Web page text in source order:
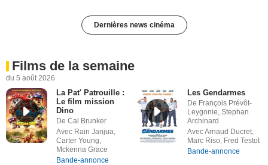
Dernières news cinéma
Films de la semaine
du 5 août 2026
La Pat' Patrouille :
Le film mission
Dino
De Cal Brunker
Avec Rain Janjua,
Carter Young,
Mckenna Grace
Bande-annonce
Les Gendarmes
De François Prévôt-
Leygonie, Stephan
Archinard
Avec Arnaud Ducret,
Marc Riso, Fred Testot
Bande-annonce